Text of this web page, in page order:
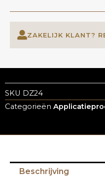
ZAKELIJK KLANT?
SKU DZ24
Categorieën
Beschrijving